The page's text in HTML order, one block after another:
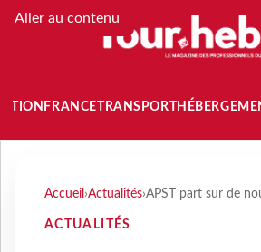
Aller au contenu
FRANCETRANSPORT
Accueil ›Actualités›APST part sur de
ACTUALITÉS